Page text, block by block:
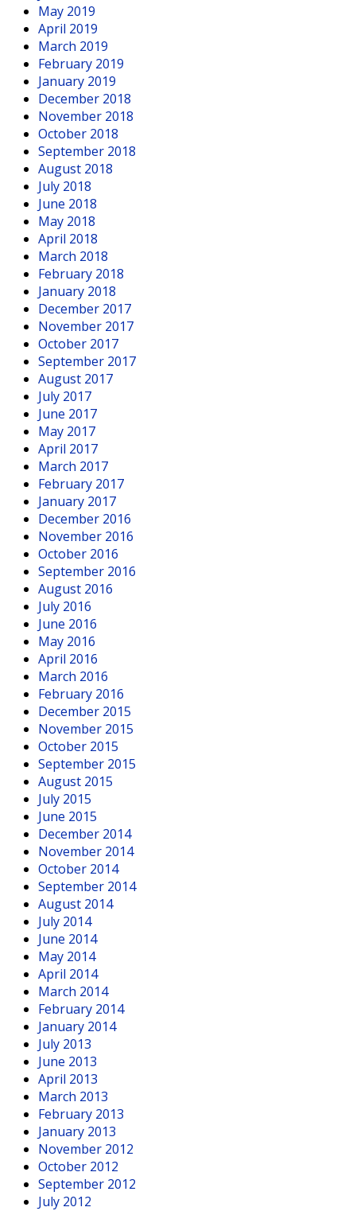
May 2019
April 2019
March 2019
February 2019
January 2019
December 2018
November 2018
October 2018
September 2018
August 2018
July 2018
June 2018
May 2018
April 2018
March 2018
February 2018
January 2018
December 2017
November 2017
October 2017
September 2017
August 2017
July 2017
June 2017
May 2017
April 2017
March 2017
February 2017
January 2017
December 2016
November 2016
October 2016
September 2016
August 2016
July 2016
June 2016
May 2016
April 2016
March 2016
February 2016
December 2015
November 2015
October 2015
September 2015
August 2015
July 2015
June 2015
December 2014
November 2014
October 2014
September 2014
August 2014
July 2014
June 2014
May 2014
April 2014
March 2014
February 2014
January 2014
July 2013
June 2013
April 2013
March 2013
February 2013
January 2013
November 2012
October 2012
September 2012
July 2012